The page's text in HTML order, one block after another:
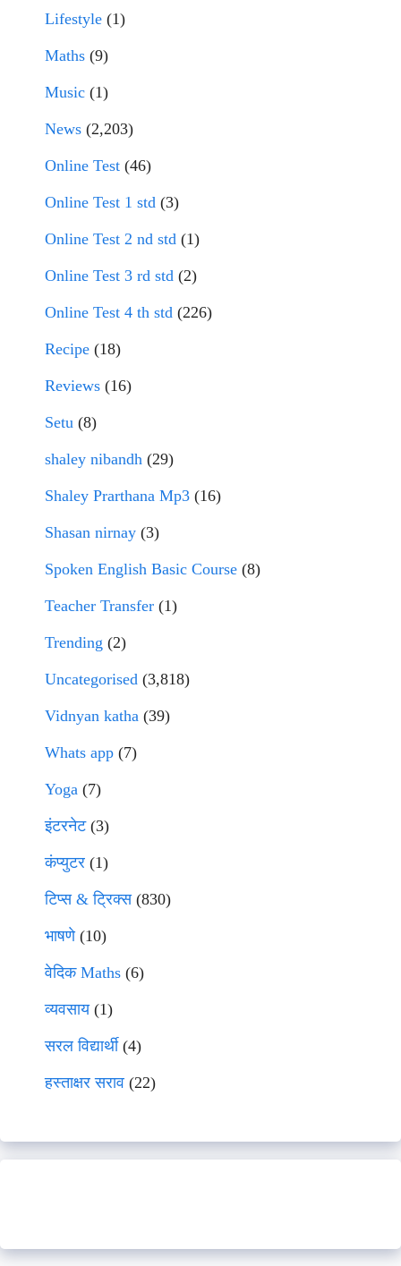
Lifestyle (1)
Maths (9)
Music (1)
News (2,203)
Online Test (46)
Online Test 1 std (3)
Online Test 2 nd std (1)
Online Test 3 rd std (2)
Online Test 4 th std (226)
Recipe (18)
Reviews (16)
Setu (8)
shaley nibandh (29)
Shaley Prarthana Mp3 (16)
Shasan nirnay (3)
Spoken English Basic Course (8)
Teacher Transfer (1)
Trending (2)
Uncategorised (3,818)
Vidnyan katha (39)
Whats app (7)
Yoga (7)
इंटरनेट(3)
कंप्युटर (1)
टिप्स & ट्रिक्स(830)
भाषणे(10)
वेदिक Maths (6)
व्यवसाय(1)
सरल विद्यार्थी(4)
हस्ताक्षर सराव (22)